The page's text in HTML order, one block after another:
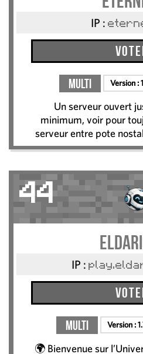
IP :
Multi Version :
Un serveur ouvert
minimum, voir pour
serveur entre pote
44
IP :
Multi Version :
🌍 Bienvenue sur